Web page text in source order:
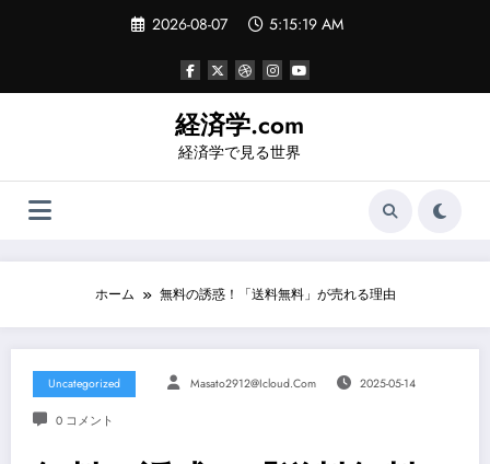
ツ
2026-08-07 5:15:20 AM
経済学.com
経済学で見る世界
ホーム 無料の誘惑！「送料無料」が売れる理由
Uncategorized Masato2912@icloud.com 2025-05-14
0 コメント